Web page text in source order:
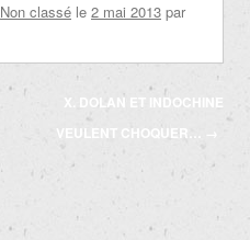
Non classé le 2 mai 2013 par
X. DOLAN ET INDOCHINE
VEULENT CHOQUER…
→